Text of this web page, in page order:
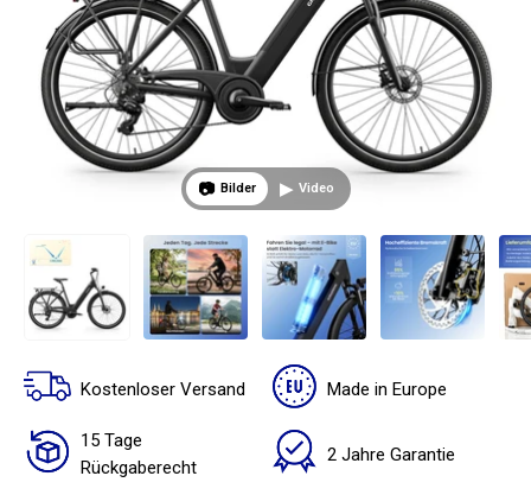
📷 Bilder ▶ Video
Kostenloser Versand Made in Europe
15 Tage
Rückgaberecht
2 Jahre Garantie